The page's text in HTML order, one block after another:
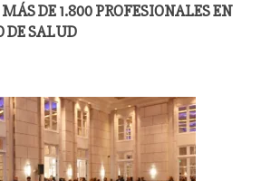
DE 1.800 PROFESIONALES EN
DE SALUD